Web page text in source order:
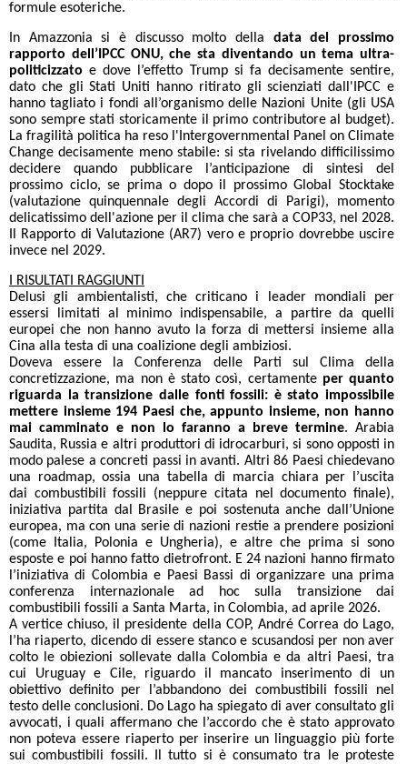
formule esoteriche.
In Amazzonia si è discusso molto della data del prossimo
rapporto dell’IPCC ONU, che sta diventando un tema ultra-
politicizzato e dove l’effetto Trump si fa decisamente sentire,
dato che gli Stati Uniti hanno ritirato gli scienziati dall'IPCC e
hanno tagliato i fondi all’organismo delle Nazioni Unite (gli USA
sono sempre stati storicamente il primo contributore al budget).
La fragilità politica ha reso l'Intergovernmental Panel on Climate
Change decisamente meno stabile: si sta rivelando difficilissimo
decidere quando pubblicare l’anticipazione di sintesi del
prossimo ciclo, se prima o dopo il prossimo Global Stocktake
(valutazione quinquennale degli Accordi di Parigi), momento
delicatissimo dell'azione per il clima che sarà a COP33, nel 2028.
Il Rapporto di Valutazione (AR7) vero e proprio dovrebbe uscire
invece nel 2029.
I RISULTATI RAGGIUNTI
Delusi gli ambientalisti, che criticano i leader mondiali per
essersi limitati al minimo indispensabile, a partire da quelli
europei che non hanno avuto la forza di mettersi insieme alla
Cina alla testa di una coalizione degli ambiziosi.
Doveva essere la Conferenza delle Parti sul Clima della
concretizzazione, ma non è stato così, certamente per quanto
riguarda la transizione dalle fonti fossili: è stato impossibile
mettere insieme 194 Paesi che, appunto insieme, non hanno
mai camminato e non lo faranno a breve termine. Arabia
Saudita, Russia e altri produttori di idrocarburi, si sono opposti in
modo palese a concreti passi in avanti. Altri 86 Paesi chiedevano
una roadmap, ossia una tabella di marcia chiara per l’uscita
dai combustibili fossili (neppure citata nel documento finale),
iniziativa partita dal Brasile e poi sostenuta anche dall’Unione
europea, ma con una serie di nazioni restie a prendere posizioni
(come Italia, Polonia e Ungheria), e altre che prima si sono
esposte e poi hanno fatto dietrofront. E 24 nazioni hanno firmato
l’iniziativa di Colombia e Paesi Bassi di organizzare una prima
conferenza internazionale ad hoc sulla transizione dai
combustibili fossili a Santa Marta, in Colombia, ad aprile 2026.
A vertice chiuso, il presidente della COP, André Correa do Lago,
l’ha riaperto, dicendo di essere stanco e scusandosi per non aver
colto le obiezioni sollevate dalla Colombia e da altri Paesi, tra
cui Uruguay e Cile, riguardo il mancato inserimento di un
obiettivo definito per l’abbandono dei combustibili fossili nel
testo delle conclusioni. Do Lago ha spiegato di aver consultato gli
avvocati, i quali affermano che l’accordo che è stato approvato
non poteva essere riaperto per inserire un linguaggio più forte
sui combustibili fossili. Il tutto si è consumato tra le proteste